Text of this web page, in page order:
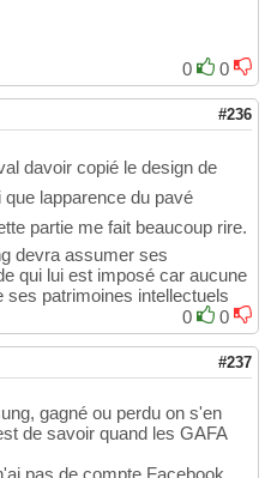
0
0
#236
davoir copié le design de
lapparence du pavé
partie me fait beaucoup rire.
devra assumer ses
qui lui est imposé car aucune
ses patrimoines intellectuels
0
0
#237
gagné ou perdu on s'en
de savoir quand les GAFA
pas de compte Facebook,